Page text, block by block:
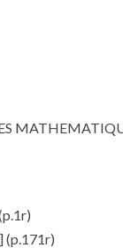
(p.171r)